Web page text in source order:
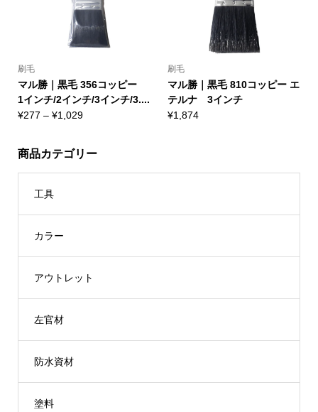
刷毛
マル勝｜黒毛 356コッピー
1インチ/2インチ/3インチ/3....
¥277 – ¥1,029価
¥277
–
刷毛
マル勝｜黒毛 810コッピー エ
テルナ 3インチ
¥1,874
商品カテゴリー
工具
カラー
アウトレット
左官材
防水資材
塗料